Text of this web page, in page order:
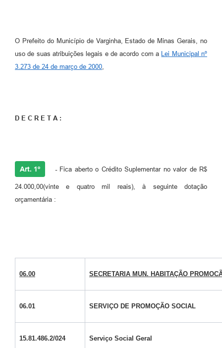
O Prefeito do Município de Varginha, Estado de Minas Gerais, no
uso de suas atribuições legais e de acordo com a Lei Municipal nº
3.273 de 24 de março de 2000,
D E C R E T A :
Art. 1º - Fica aberto o Crédito Suplementar no valor de R$
24.000,00(vinte e quatro mil reais), à seguinte dotação
orçamentária :
06.00 SECRETARIA MUN. HABITAÇÃO
06.01 SERVIÇO DE PROMOÇÃO SOCIAL
15.81.486.2/024 Serviço Social Geral